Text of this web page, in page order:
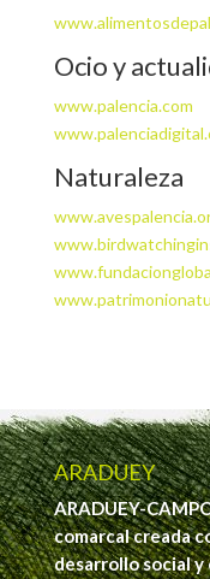
Ocio y
www.palencia.com
Naturaleza
ARADUEY
ARADUEY-
comarcal creada
desarrollo social